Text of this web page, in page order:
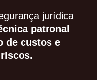
jurídica
patronal
de custos e